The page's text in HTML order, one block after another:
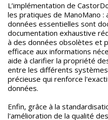
L’implémentation de
les pratiques de ManoMano :
données essentielles sont
documentation exhaustive
à des données obsolètes et
efficace aux informations
aide à clarifier la propriété
entre les différents
précieuse qui renforce
données.
Enfin, grâce à la
l'amélioration de la qualité